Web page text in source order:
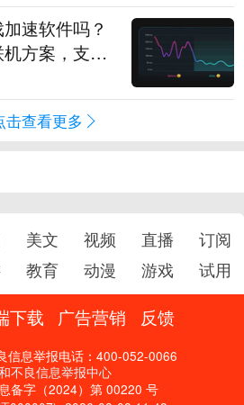
速软件吗？
方案，支持
击查看更多
美文 视频 直播
订阅
教育 动漫 游戏 试用
下载 广告营销 反馈
信息举报电话：400-052-0066
不良信息举报中心
备字（2024）第 00220 号